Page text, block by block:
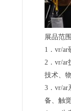
展品范围
1．vr/ar
2．vr/ar
技术、
3．vr/ar
备、触